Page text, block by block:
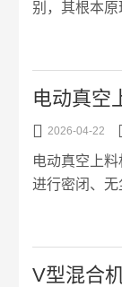
别，其根本
 2026-04-22
电动真空上
进行密闭、